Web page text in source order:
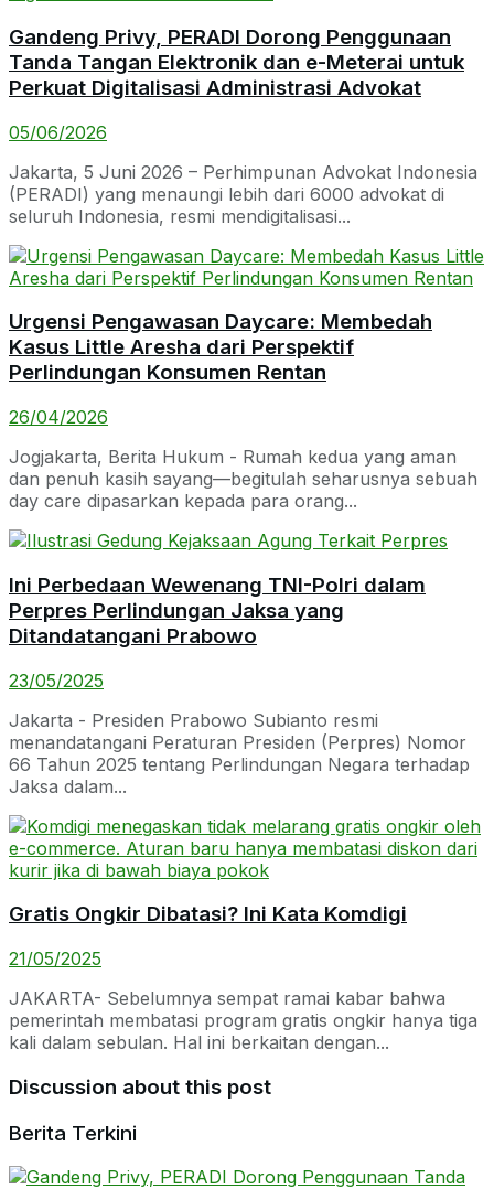
Gandeng Privy, PERADI Dorong Penggunaan
Tanda Tangan Elektronik dan e-Meterai untuk
Perkuat Digitalisasi Administrasi Advokat
05/06/2026
Jakarta, 5 Juni 2026 – Perhimpunan Advokat Indonesia
(PERADI) yang menaungi lebih dari 6000 advokat di
seluruh Indonesia, resmi mendigitalisasi...
Urgensi Pengawasan Daycare: Membedah
Kasus Little Aresha dari Perspektif
Perlindungan Konsumen Rentan
26/04/2026
Jogjakarta, Berita Hukum - Rumah kedua yang aman
dan penuh kasih sayang—begitulah seharusnya sebuah
day care dipasarkan kepada para orang...
Ini Perbedaan Wewenang TNI-Polri dalam
Perpres Perlindungan Jaksa yang
Ditandatangani Prabowo
23/05/2025
Jakarta - Presiden Prabowo Subianto resmi
menandatangani Peraturan Presiden (Perpres) Nomor
66 Tahun 2025 tentang Perlindungan Negara terhadap
Jaksa dalam...
Gratis Ongkir Dibatasi? Ini Kata Komdigi
21/05/2025
JAKARTA- Sebelumnya sempat ramai kabar bahwa
pemerintah membatasi program gratis ongkir hanya tiga
kali dalam sebulan. Hal ini berkaitan dengan...
Discussion about this post
Berita Terkini